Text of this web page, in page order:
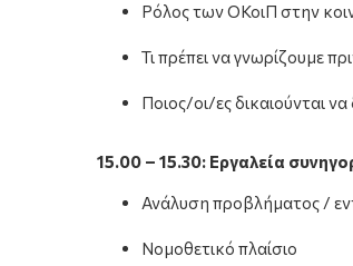
Ρόλος των ΟΚοιΠ στην
Τι πρέπει να γνωρίζουμε
Ποιος/οι/ες δικαιούνται να
15.00 – 15.30: Εργαλεία
Ανάλυση προβλήματος /
Νομοθετικό πλαίσιο